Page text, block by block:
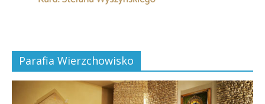
Parafia Wierzchowisko